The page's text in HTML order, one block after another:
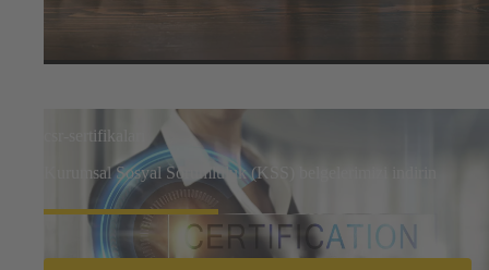
csr-sertifikaları
Kurumsal Sosyal Sorumluluk (KSS) belgelerimizi indirin